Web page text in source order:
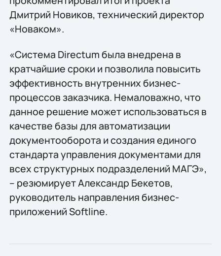
Дмитрий Новиков, технический директор
«Новаком».
«Система Directum была внедрена в
кратчайшие сроки и позволила повысить
эффективность внутренних бизнес-
процессов заказчика. Немаловажно, что
данное решение может использоваться в
качестве базы для автоматизации
документооборота и создания единого
стандарта управления документами для
всех структурных подразделений МАГЭ»,
– резюмирует Александр Бекетов,
руководитель направления бизнес-
приложений Softline.